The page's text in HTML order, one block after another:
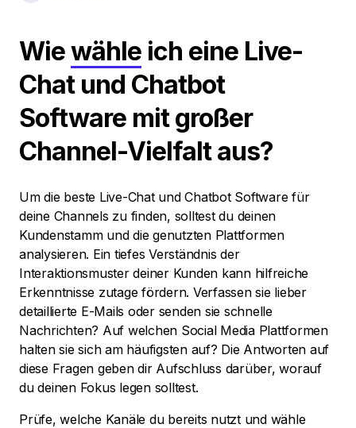
Wiewähle ich eine Live-
Chat und Chatbot
Software mit großer
Channel-Vielfalt aus?
Um die beste Live-Chat und Chatbot Software für
deine Channels zu finden, solltest du deinen
Kundenstamm und die genutzten Plattformen
analysieren. Ein tiefes Verständnis der
Interaktionsmuster deiner Kunden kann hilfreiche
Erkenntnisse zutage fördern. Verfassen sie lieber
detaillierte E-Mails oder senden sie schnelle
Nachrichten? Auf welchen Social Media Plattformen
halten sie sich am häufigsten auf? Die Antworten auf
diese Fragen geben dir Aufschluss darüber, worauf
du deinen Fokus legen solltest.
Prüfe, welche Kanäle du bereits nutzt und wähle